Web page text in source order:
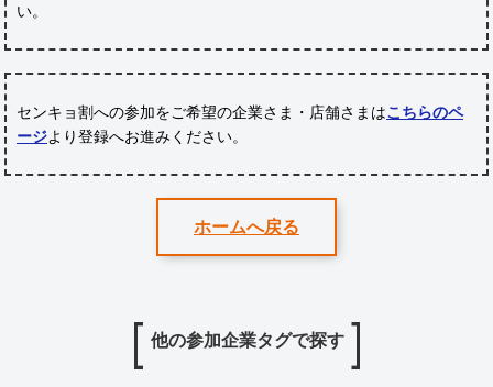
い。
センキョ割への参加をご希望の企業さま・店舗さまはこちらのペ
ージより登録へお進みください。
ホームへ戻る
他の参加企業タグで探す